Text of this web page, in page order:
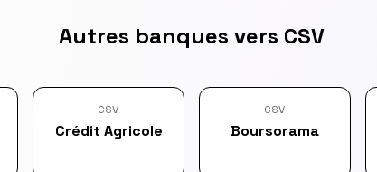
Autres banques vers CSV
CSV
Crédit Agricole
CSV
Boursorama